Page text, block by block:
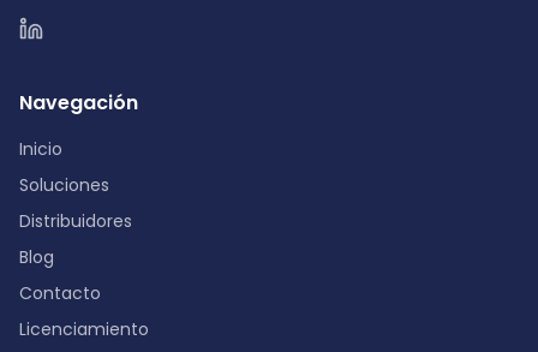
Navegación
Inicio
Soluciones
Distribuidores
Blog
Contacto
Licenciamiento